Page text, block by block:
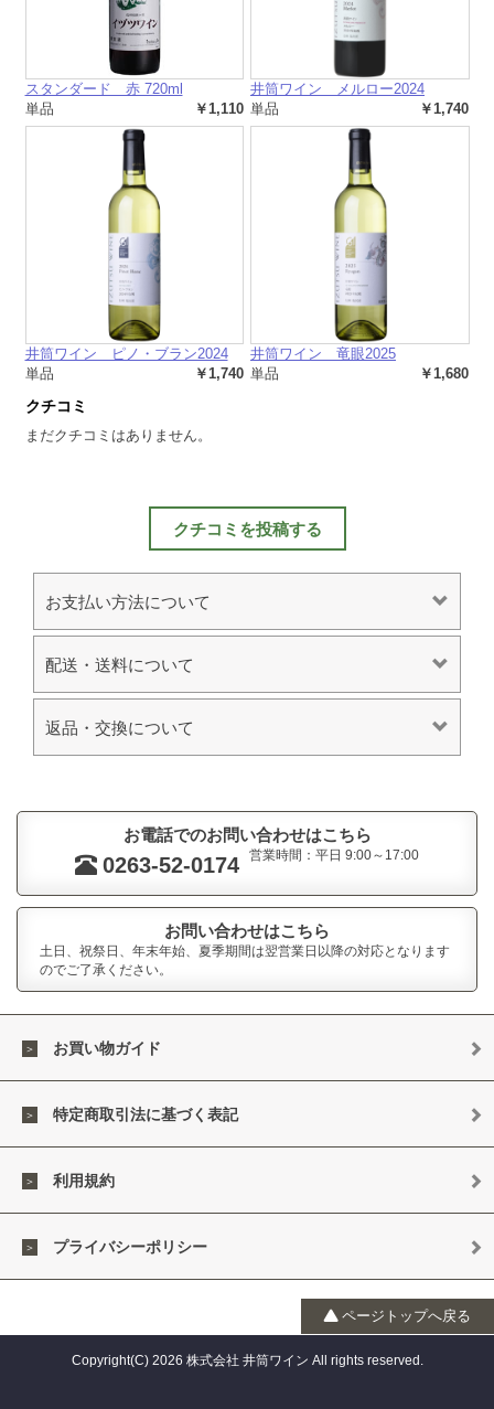
スタンダード 赤 720ml
単品
￥1,110
井筒ワイン メルロー2024
単品
￥1,740
井筒ワイン ピノ・ブラン2024
単品
￥1,740
井筒ワイン 竜眼2025
単品
￥1,680
クチコミ
まだクチコミはありません。
クチコミを投稿する
お支払い方法について
配送・送料について
返品・交換について
お電話でのお問い合わせはこちら
0263-52-0174 営業時間：平日 9:00～17:00
お問い合わせはこちら
土日、祝祭日、年末年始、夏季期間は翌営業日以降の対応となります
のでご了承ください。
お買い物ガイド
特定商取引法に基づく表記
利用規約
プライバシーポリシー
ページトップへ戻る
Copyright(C) 2026 株式会社 井筒ワイン All rights reserved.